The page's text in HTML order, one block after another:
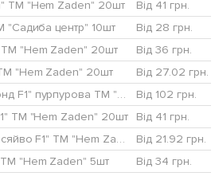
ТМ "Hem Zaden" 20шт
Від 41 грн.
"Садиба центр" 10шт
Від 28 грн.
ТМ "Hem Zaden" 20шт
Від 36 грн.
"Hem Zaden" 20шт
Від 27.02 грн.
Петунія ампельна "Даймонд F1" пурпурова ТМ "Hem Zaden" 10шт
Від 102 грн.
ТМ "Hem Zaden" 20шт
Від 41 грн.
Петунія трітунія "Північне сяйво F1" ТМ "Hem Zaden" 20шт
Від 21.92 грн.
ТМ "Hem Zaden" 5шт
Від 34 грн.